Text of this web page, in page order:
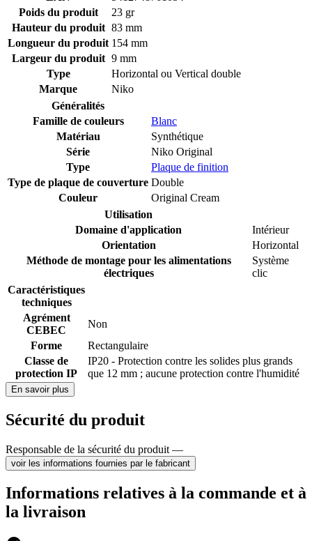
Poids du produit
23 gr
Hauteur du produit 83 mm
Longueur du produit 154 mm
Largeur du produit 9 mm
Type
Horizontal ou Vertical double
Marque
Niko
Généralités
Famille de couleurs
Blanc
Matériau
Synthétique
Série
Niko Original
Type
Plaque de finition
Type de plaque de couverture Double
Couleur
Original Cream
Utilisation
Domaine d'application
Intérieur
Orientation
Horizontal
Méthode de montage pour les alimentations
électriques
Système
clic
Caractéristiques
techniques
Agrément
CEBEC
Non
Forme
Rectangulaire
Classe de
protection IP
IP20 - Protection contre les solides plus grands
que 12 mm ; aucune protection contre l'humidité
En savoir plus
Sécurité du produit
Responsable de la sécurité du produit —
voir les informations fournies par le fabricant
Informations relatives à la commande et à
la livraison